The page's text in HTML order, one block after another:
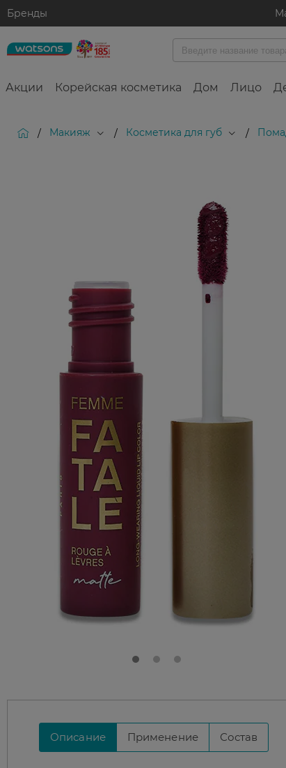
Бренды
Акции Корейская косметика Дом Лицо
/ Макияж / Косметика для губ /
Описание Применение Состав